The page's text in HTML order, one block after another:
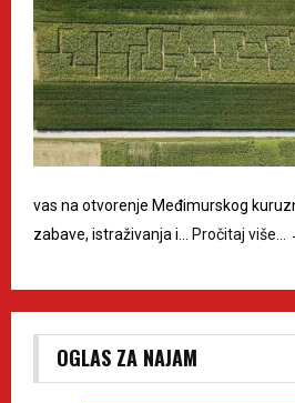
vas na otvorenje Međimurskog
zabave, istraživanja i…
Pročitaj više…
OGLAS ZA NAJAM